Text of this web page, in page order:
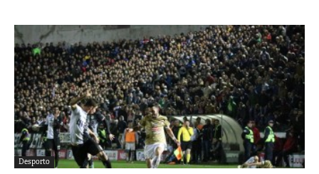
Desporto